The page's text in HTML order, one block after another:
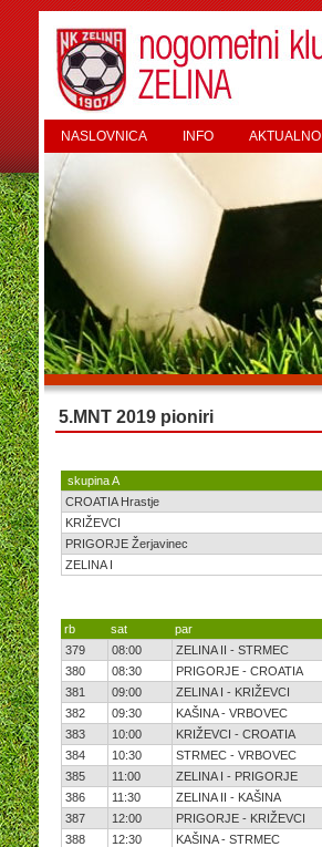
NASLOVNICA INFO AKTUALNO
5.MNT 2019 pioniri
skupina A
CROATIA Hrastje
KRIŽEVCI
PRIGORJE Žerjavinec
ZELINA I
rb sat par
379
08:00 ZELINA II - STRMEC
380
08:30 PRIGORJE - CROATIA
381
09:00 ZELINA I - KRIŽEVCI
382
09:30 KAŠINA - VRBOVEC
383
10:00 KRIŽEVCI - CROATIA
384
10:30 STRMEC - VRBOVEC
385
11:00 ZELINA I - PRIGORJE
386
11:30 ZELINA II - KAŠINA
387
12:00 PRIGORJE - KRIŽEVCI
388
12:30 KAŠINA - STRMEC